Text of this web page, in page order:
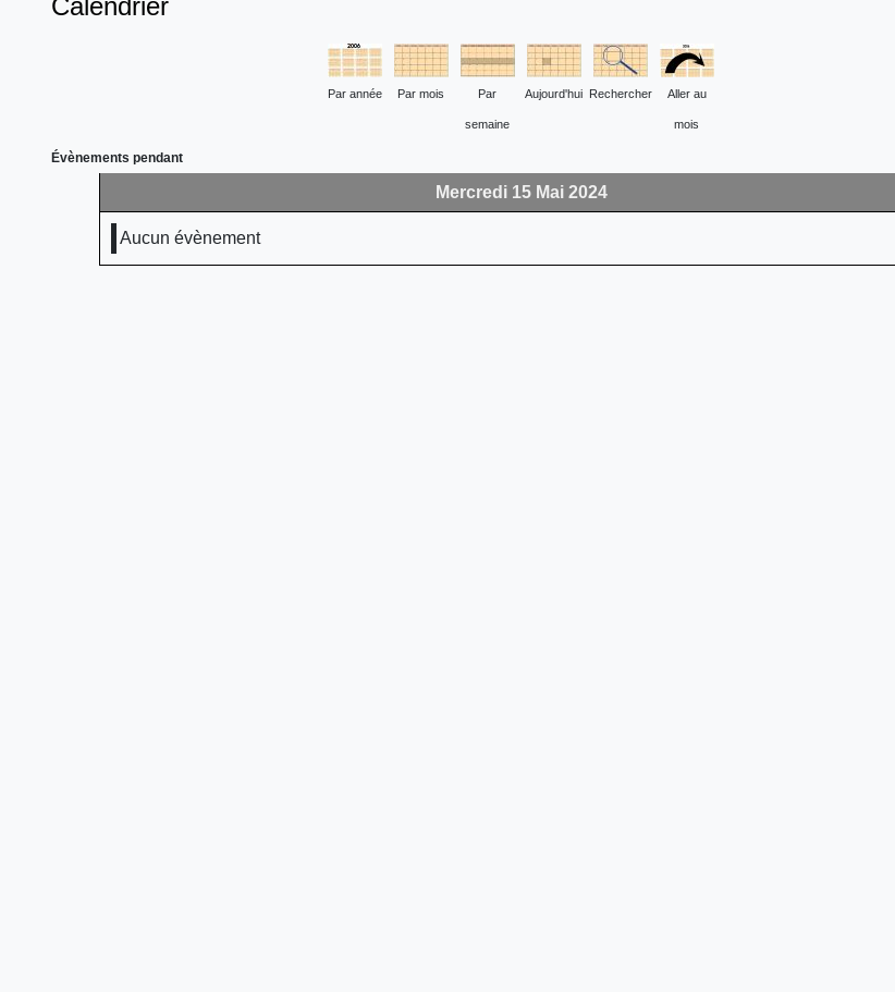
Calendrier
Par année Par mois Par
semaine
Aujourd'hui Rechercher Aller au
mois
Évènements pendant
Mercredi 15 Mai 2024
Aucun évènement